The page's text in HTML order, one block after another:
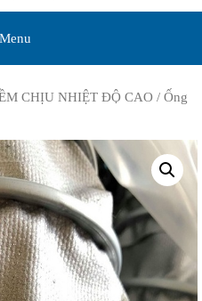
Menu
CHỊU NHIỆT ĐỘ CAO / Ống